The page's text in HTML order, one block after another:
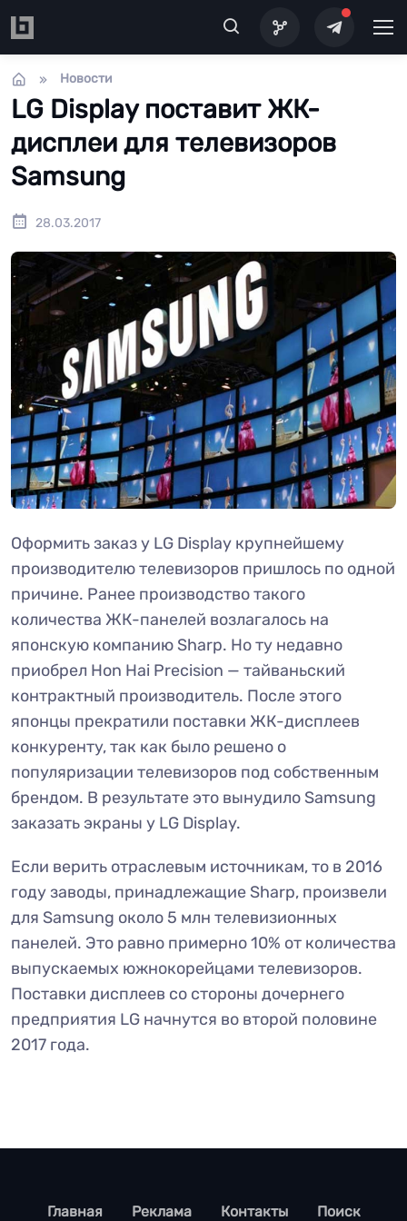
Новости
LG Display поставит ЖК-
дисплеи для телевизоров
Samsung
28.03.2017
Оформить заказ у LG Display крупнейшему
производителю телевизоров пришлось по одной
причине. Ранее производство такого
количества ЖК-панелей возлагалось на
японскую компанию Sharp. Но ту недавно
приобрел Hon Hai Precision — тайваньский
контрактный производитель. После этого
японцы прекратили поставки ЖК-дисплеев
конкуренту, так как было решено о
популяризации телевизоров под собственным
брендом. В результате это вынудило Samsung
заказать экраны у LG Display.
Если верить отраслевым источникам, то в 2016
году заводы, принадлежащие Sharp, произвели
для Samsung около 5 млн телевизионных
панелей. Это равно примерно 10% от количества
выпускаемых южнокорейцами телевизоров.
Поставки дисплеев со стороны дочернего
предприятия LG начнутся во второй половине
2017 года.
footer
Главная Реклама Контакты Поиск